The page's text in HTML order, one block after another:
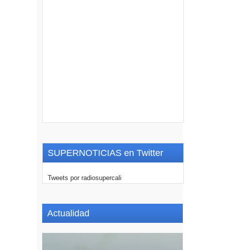
SUPERNOTICIAS en Twitter
Tweets por radiosupercali
Actualidad